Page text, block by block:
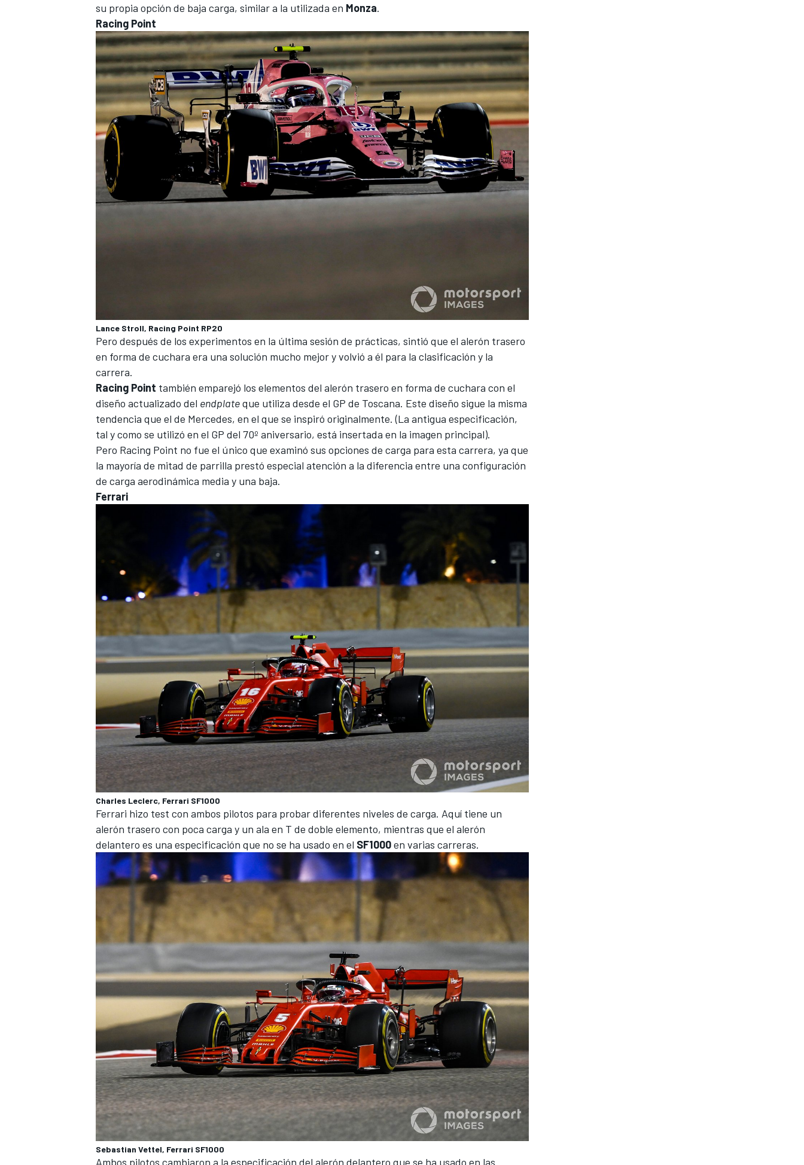
su propia opción de baja carga, similar a la utilizada en Monza.
Racing Point
Lance Stroll, Racing Point RP20
Pero después de los experimentos en la última sesión de prácticas, sintió que el alerón trasero
en forma de cuchara era una solución mucho mejor y volvió a él para la clasificación y la
carrera.
Racing Point también emparejó los elementos del alerón trasero en forma de cuchara con el
diseño actualizado del endplateque utiliza desde el GP de Toscana. Este diseño sigue la misma
tendencia que el de Mercedes, en el que se inspiró originalmente. (La antigua especificación,
tal y como se utilizó en el GP del 70º aniversario, está insertada en la imagen principal).
Pero Racing Point no fue el único que examinó sus opciones de carga para esta carrera, ya que
la mayoría de mitad de parrilla prestó especial atención a la diferencia entre una configuración
de carga aerodinámica media y una baja.
Ferrari
Charles Leclerc, Ferrari SF1000
Ferrari hizo test con ambos pilotos para probar diferentes niveles de carga. Aquí tiene un
alerón trasero con poca carga y un ala en T de doble elemento, mientras que el alerón
delantero es una especificación que no se ha usado en el SF1000en varias carreras.
Sebastian Vettel, Ferrari SF1000
Ambos pilotos cambiaron a la especificación del alerón delantero que se ha usado en las